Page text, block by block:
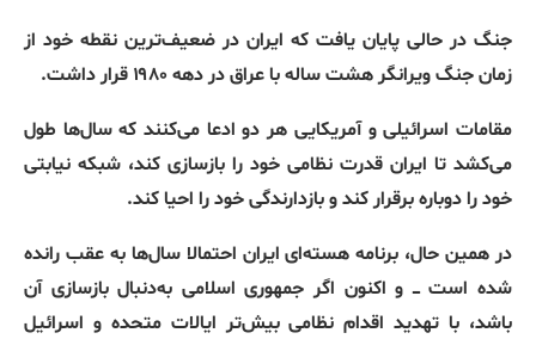
جنگ در حالی پایان یافت که ایران در ضعیف‌ترین نقطه خود از
زمان جنگ ویرانگر هشت ساله با عراق در دهه ۱۹۸۰ قرار داشت.
مقامات اسرائیلی و آمریکایی هر دو ادعا می‌کنند که سال‌ها طول
می‌کشد تا ایران قدرت نظامی خود را بازسازی کند، شبکه نیابتی
خود را دوباره برقرار کند و بازدارندگی خود را احیا کند.
در همین حال، برنامه هسته‌ای ایران احتمالا سال‌ها به عقب رانده
شده است ـــ و اکنون اگر جمهوری اسلامی به‌دنبال بازسازی آن
باشد، با تهدید اقدام نظامی بیش‌تر ایالات متحده و اسرائیل